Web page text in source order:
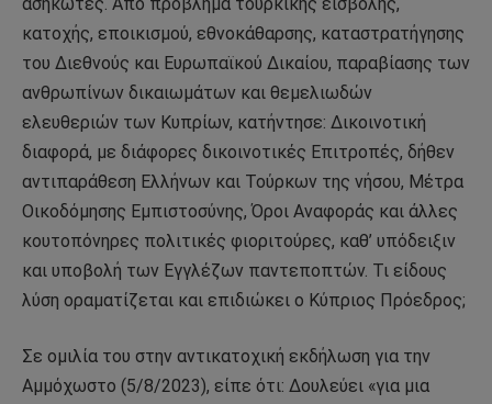
κατοχής, εποικισμού, εθνοκάθαρσης, καταστρατήγησης
του Διεθνούς και Ευρωπαϊκού Δικαίου, παραβίασης των
ανθρωπίνων δικαιωμάτων και θεμελιωδών
ελευθεριών των Κυπρίων, κατήντησε: Δικοινοτική
διαφορά, με διάφορες δικοινοτικές Επιτροπές, δήθεν
αντιπαράθεση Ελλήνων και Τούρκων της νήσου, Μέτρα
Οικοδόμησης Εμπιστοσύνης, Όροι Αναφοράς και άλλες
κουτοπόνηρες πολιτικές φιοριτούρες, καθ’ υπόδειξιν
και υποβολή των Εγγλέζων παντεποπτών. Τι είδους
λύση οραματίζεται και επιδιώκει ο Κύπριος Πρόεδρος;
Σε ομιλία του στην αντικατοχική εκδήλωση για την
Αμμόχωστο (5/8/2023), είπε ότι: Δουλεύει «για μια